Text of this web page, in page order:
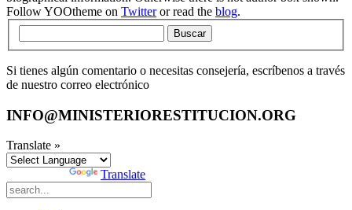
Follow YOOtheme on Twitteror read the blog.
Buscar
Si tienes algún comentario o necesitas consejería, escríbenos a través
de nuestro correo electrónico
INFO@MINISTERIORESTITUCION.ORG
Translate »
Translate